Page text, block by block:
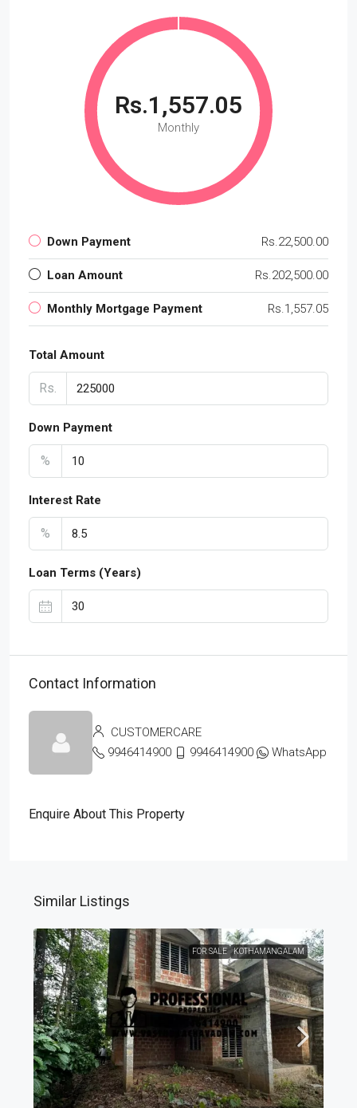
Rs.1,557.05
Monthly
Down Payment Rs.22,500.00
Loan Amount Rs.202,500.00
Monthly Mortgage Payment Rs.1,557.05
Total Amount
Rs.
Down Payment
%
Interest Rate
%
Loan Terms (Years)
Contact Information
CUSTOMERCARE
9946414900
9946414900 WhatsApp
Enquire About This Property
Similar Listings
FOR SALE KOTHAMANGALAM